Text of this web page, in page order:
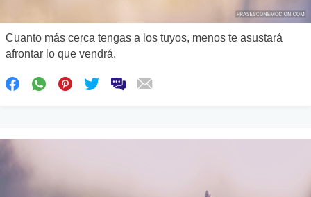
Cuanto más cerca tengas a los tuyos, menos te asustará
afrontar lo que vendrá.